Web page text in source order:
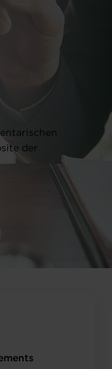
der